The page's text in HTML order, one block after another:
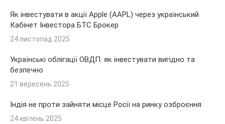
Як інвестувати в акції Apple (AAPL) через український
Кабінет Інвестора БТС Брокер
24 листопад 2025
Українські облігації ОВДП: як інвестувати вигідно та
безпечно
21 вересень 2025
Індія не проти зайняти місце Росії на ринку озброєння
24 квітень 2025